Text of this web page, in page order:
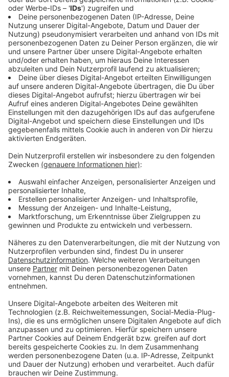
bis 15. Juli und 19. bis 22. Juli) gesperrt.
A52:Zwischen Essen-Kettwig und Essen-
Rüttenscheid gibt es auch bei der A52 eine
Streckensperrung zwischen dem 19. und 22. Juli .
Die Umleitung führt über die A3 und das Kreuz
Kaiserberg zur A40.
A1:Von Freitag (26. Juli) um 22 Uhr bis Montag
(29. Juli) um 5 Uhr ist die A1 in beiden Richtungen
in Höhe Kreuz Leverkusen-West gesperrt. In
Richtung Dortmund zwischen Kreuz Leverkusen-
West und Kreuz Leverkusen, in Richtung Koblenz
in Höhe Kreuz Leverkusen-West.
Ausweichmöglichkeiten gibt es über die A3, A4
oder in Richtung Norden über die A57/A46.
A3: Auch die A3 muss dran glauben, zwischen
Oberhausen-Lirich und Kreuz Kaiserberg - von
Freitag bis Montag (26. bis 29. Juli).
Anzeige
Mega-Baustelle A40 bei Bochum ab 6.
August
Anzeige
Hinzukommen wird zum Ende der Sommerferien noch
dieA40, die für 15 Wochen in beiden Richtungen
zwischen Bochum-Zentrum und Bochum-Hamme
gesperrt wird. Der ADAC erwartet viel Stau rund um